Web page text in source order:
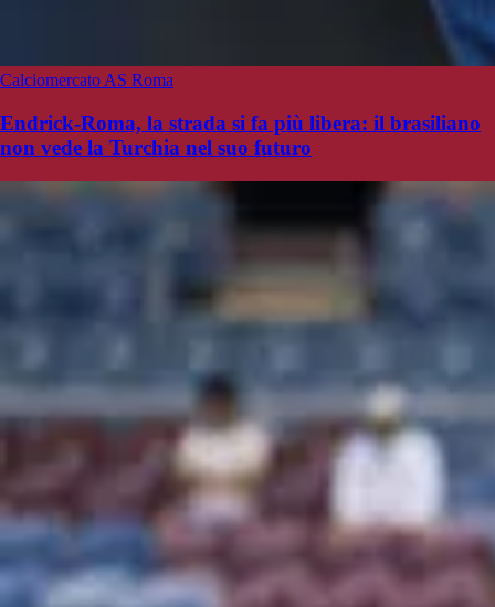
Calciomercato AS Roma
Endrick-Roma, la strada si fa più libera: il brasiliano
non vede la Turchia nel suo futuro